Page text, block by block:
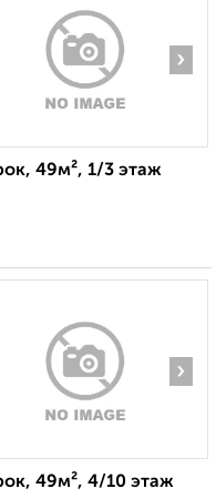
›
49м², 1/3 этаж
›
49м², 4/10 этаж